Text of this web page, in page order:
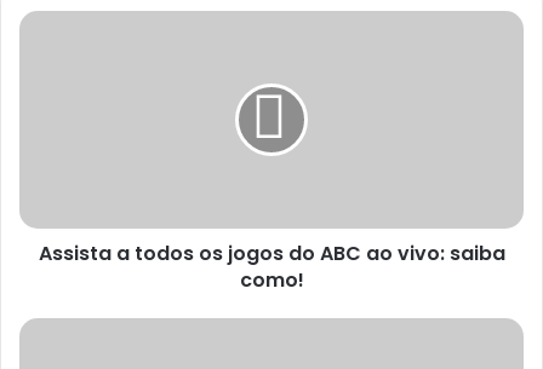
Assista a todos os jogos do ABC ao vivo: saiba
como!